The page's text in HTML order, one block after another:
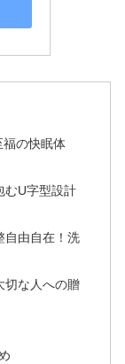
福の快眠体
U字型設計
由自在！洗
な人への贈